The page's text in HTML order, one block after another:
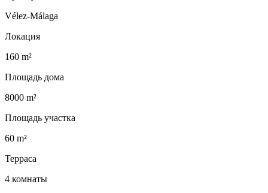
Vélez-Málaga
Локация
160 m²
Площадь дома
8000 m²
Площадь участка
60 m²
Терраса
4 комнаты